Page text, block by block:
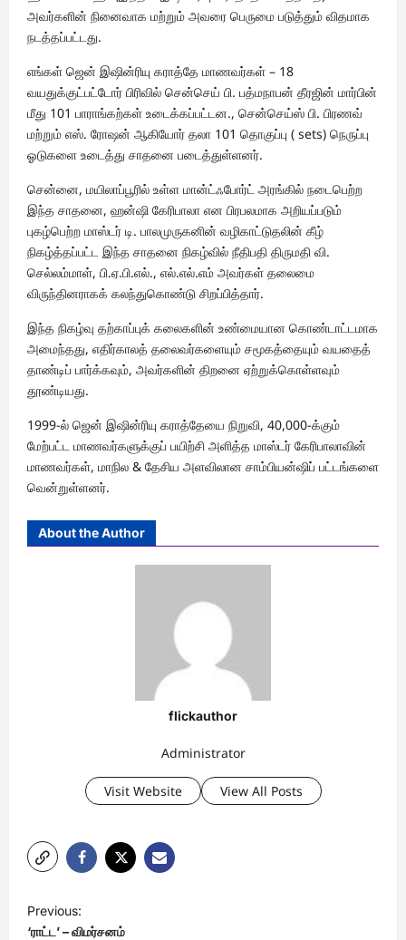
அவர்களின் நினைவாக மற்றும் அவரை பெருமை படுத்தும் விதமாக
நடத்தப்பட்டது.
எங்கள் ஜென் இஷின்ரியு கராத்தே மாணவர்கள் – 18
வயதுக்குட்பட்டோர் பிரிவில் சென்செய் பி. பத்மநாபன் தீரஜின் மார்பின்
மீது 101 பாராங்கற்கள் உடைக்கப்பட்டன., சென்செய்ஸ் பி. பிரணவ்
மற்றும் எஸ். ரோஷன் ஆகியோர் தலா 101 தொகுப்பு ( sets) நெருப்பு
ஓடுகளை உடைத்து சாதனை படைத்துள்ளனர்.
சென்னை, மயிலாப்பூரில் உள்ள மான்ட்ஃபோர்ட் அரங்கில் நடைபெற்ற
இந்த சாதனை, ஹன்ஷி கேரிபாலா என பிரபலமாக அறியப்படும்
புகழ்பெற்ற மாஸ்டர் டி. பாலமுருகனின் வழிகாட்டுதலின் கீழ்
நிகழ்த்தப்பட்ட இந்த சாதனை நிகழ்வில் நீதிபதி திருமதி வி.
செல்லம்மாள், பி.ஏ.பி.எல்., எல்.எல்.எம் அவர்கள் தலைமை
விருந்தினராகக் கலந்துகொண்டு சிறப்பித்தார்.
இந்த நிகழ்வு தற்காப்புக் கலைகளின் உண்மையான கொண்டாட்டமாக
அமைந்தது, எதிர்காலத் தலைவர்களையும் சமூகத்தையும் வயதைத்
தாண்டிப் பார்க்கவும், அவர்களின் திறனை ஏற்றுக்கொள்ளவும்
தூண்டியது.
1999-ல் ஜென் இஷின்ரியு கராத்தேயை நிறுவி, 40,000-க்கும்
மேற்பட்ட மாணவர்களுக்குப் பயிற்சி அளித்த மாஸ்டர் கேரிபாலாவின்
மாணவர்கள், மாநில & தேசிய அளவிலான சாம்பியன்ஷிப் பட்டங்களை
வென்றுள்ளனர்.
About the Author
flickauthor
Administrator
Visit Website View All Posts
o
Previous:
‘ராட்ட’ – விமர்சனம்